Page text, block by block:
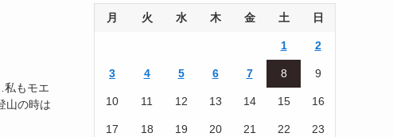
もモエ
山の時は
月 火 水 木 金 土 日
1 2
3 4 5 6 7 8 9
10 11 12 13 14 15 16
17 18 19 20 21 22 23